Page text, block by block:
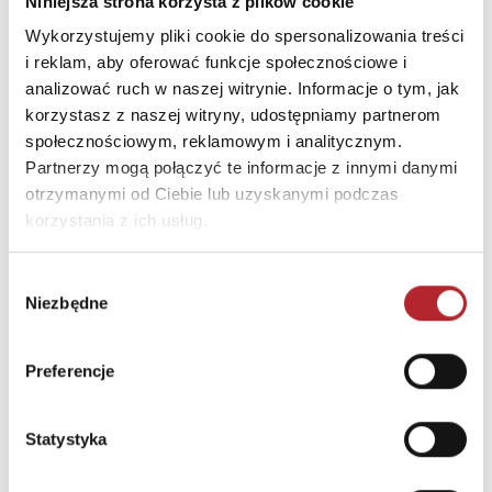
Wykorzystujemy pliki cookie do spersonalizowania treści
i reklam, aby oferować funkcje społecznościowe i
analizować ruch w naszej witrynie. Informacje o tym, jak
korzystasz z naszej witryny, udostępniamy partnerom
społecznościowym, reklamowym i analitycznym.
Partnerzy mogą połączyć te informacje z innymi danymi
otrzymanymi od Ciebie lub uzyskanymi podczas
korzystania z ich usług.
zgody
Niezbędne
Preferencje
Statystyka
Miasto
Warszawa
E-mail
bok@granna.pl
INNI KLIENCI KUPOWALI